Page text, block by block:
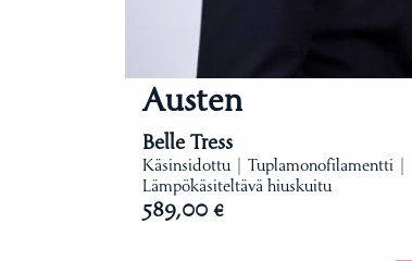
Austen
Belle Tress
Käsinsidottu | Tuplamonofilamentti |
Lämpökäsiteltävä hiuskuitu
589,00 €